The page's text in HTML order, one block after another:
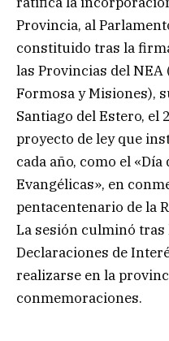
Provincia, al
constituido tras la
las Provincias del NEA
Formosa y Misiones),
Santiago del Estero, el
proyecto de ley que
cada año, como el «Día
Evangélicas», en
pentacentenario de la
La sesión culminó tras
Declaraciones de
realizarse en la
conmemoraciones.